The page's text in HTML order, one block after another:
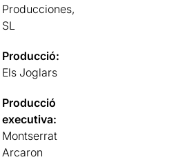
Producciones,
SL
Producció:
Els Joglars
Producció
executiva:
Montserrat
Arcaron